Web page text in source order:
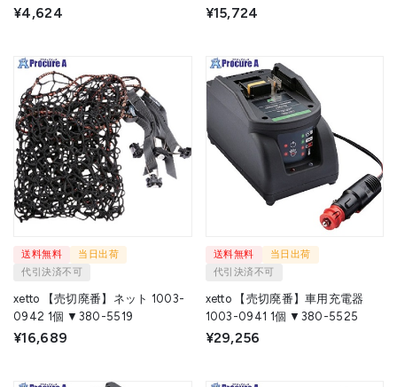
5522
¥4,624 ¥15,724
送料無料
当日出荷
代引決済不可
xetto 【売切廃番】ネット 1003-
0942 1個 ▼380-5519
¥16,689
送料無料
当日出荷
代引決済不可
xetto 【売切廃番】車用充電器
1003-0941 1個 ▼380-5525
¥29,256